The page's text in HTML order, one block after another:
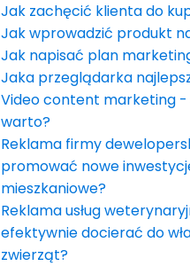
Jak zachęcić klienta do
Jak wprowadzić produkt
Jak napisać plan
Jaka przeglądarka
Video content marketing -
warto?
Reklama firmy
promować nowe
mieszkaniowe?
Reklama usług
efektywnie docierać do
zwierząt?